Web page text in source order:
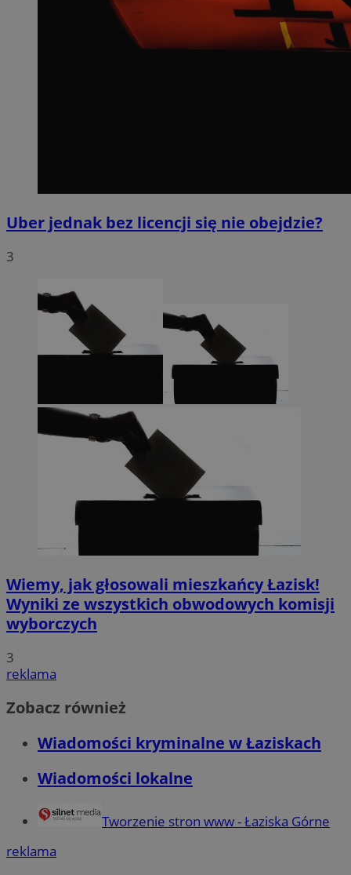
Uber jednak bez licencji się nie obejdzie?
3
Wiemy, jak głosowali mieszkańcy Łazisk!
Wyniki ze wszystkich obwodowych komisji
wyborczych
3
reklama
Zobacz również
Wiadomości kryminalne w Łaziskach
Wiadomości lokalne
Tworzenie stron www - Łaziska Górne
reklama